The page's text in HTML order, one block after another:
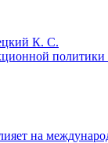
К. С.
на